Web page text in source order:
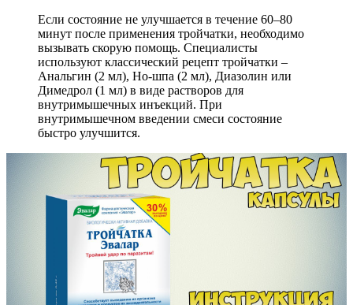
Если состояние не улучшается в течение 60–80
минут после применения тройчатки, необходимо
вызывать скорую помощь. Специалисты
используют классический рецепт тройчатки –
Анальгин (2 мл), Но-шпа (2 мл), Диазолин или
Димедрол (1 мл) в виде растворов для
внутримышечных инъекций. При
внутримышечном введении смеси состояние
быстро улучшится.